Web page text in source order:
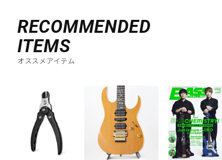
RECOMMENDED
ITEMS
オススメアイテム